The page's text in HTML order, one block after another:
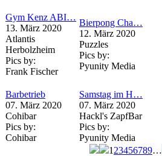
Gym Kenz ABI…
13. März 2020
Atlantis
Herbolzheim
Pics by:
Frank Fischer
Bierpong Cha…
12. März 2020
Puzzles
Pics by:
Pyunity Media
Barbetrieb
07. März 2020
Cohibar
Pics by:
Cohibar
Samstag im H…
07. März 2020
Hackl's ZapfBar
Pics by:
Pyunity Media
1 23456789…